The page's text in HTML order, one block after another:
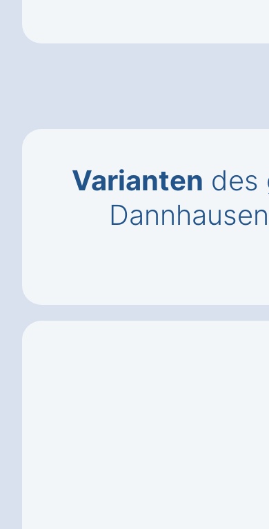
Varianten des